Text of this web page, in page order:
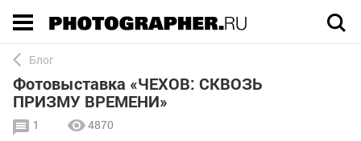
Блог
Фотовыставка «ЧЕХОВ: СКВОЗЬ
ПРИЗМУ ВРЕМЕНИ»
1
4870